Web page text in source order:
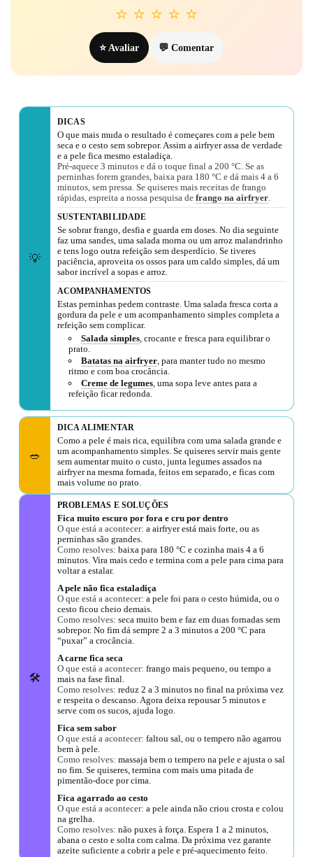
⭐ ⭐ ⭐ ⭐ ⭐
⭐ Avaliar 💬 Comentar
💡
DICAS
O que mais muda o resultado é começares com a pele bem
seca e o cesto sem sobrepor. Assim a airfryer assa de verdade
e a pele fica mesmo estaladiça.
Pré-aquece 3 minutos e dá o toque final a 200 °C. Se as
perninhas forem grandes, baixa para 180 °C e dá mais 4 a 6
minutos, sem pressa. Se quiseres mais receitas de frango
rápidas, espreita a nossa pesquisa de frango na airfryer.
SUSTENTABILIDADE
Se sobrar frango, desfia e guarda em doses. No dia seguinte
faz uma sandes, uma salada morna ou um arroz malandrinho
e tens logo outra refeição sem desperdício. Se tiveres
paciência, aproveita os ossos para um caldo simples, dá um
sabor incrível a sopas e arroz.
ACOMPANHAMENTOS
Estas perninhas pedem contraste. Uma salada fresca corta a
gordura da pele e um acompanhamento simples completa a
refeição sem complicar.
Salada simples, crocante e fresca para equilibrar o
prato.
Batatas na airfryer, para manter tudo no mesmo
ritmo e com boa crocância.
Creme de legumes, uma sopa leve antes para a
refeição ficar redonda.
🥗
DICA ALIMENTAR
Como a pele é mais rica, equilibra com uma salada grande e
um acompanhamento simples. Se quiseres servir mais gente
sem aumentar muito o custo, junta legumes assados na
airfryer na mesma fornada, feitos em separado, e ficas com
mais volume no prato.
🛠️
PROBLEMAS E SOLUÇÕES
Fica muito escuro por fora e cru por dentro
O que está a acontecer: a airfryer está mais forte, ou as
perninhas são grandes.
Como resolves: baixa para 180 °C e cozinha mais 4 a 6
minutos. Vira mais cedo e termina com a pele para cima para
voltar a estalar.
A pele não fica estaladiça
O que está a acontecer: a pele foi para o cesto húmida, ou o
cesto ficou cheio demais.
Como resolves: seca muito bem e faz em duas fornadas sem
sobrepor. No fim dá sempre 2 a 3 minutos a 200 °C para
“puxar” a crocância.
A carne fica seca
O que está a acontecer: frango mais pequeno, ou tempo a
mais na fase final.
Como resolves: reduz 2 a 3 minutos no final na próxima vez
e respeita o descanso. Agora deixa repousar 5 minutos e
serve com os sucos, ajuda logo.
Fica sem sabor
O que está a acontecer: faltou sal, ou o tempero não agarrou
bem à pele.
Como resolves: massaja bem o tempero na pele e ajusta o sal
no fim. Se quiseres, termina com mais uma pitada de
pimentão-doce por cima.
Fica agarrado ao cesto
O que está a acontecer: a pele ainda não criou crosta e colou
na grelha.
Como resolves: não puxes à força. Espera 1 a 2 minutos,
abana o cesto e solta com calma. Da próxima vez garante
azeite suficiente a cobrir a pele e pré-aquecimento feito.